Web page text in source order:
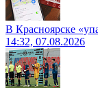
В Красноярске
14:32, 07.08.2026